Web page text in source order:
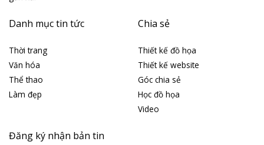
Danh mục tin tức
Thời trang
Văn hóa
Thể thao
Làm đẹp
Chia sẻ
Thiết kế đồ họa
Thiết kế website
Góc chia sẻ
Học đồ họa
Video
Đăng ký nhận bản tin